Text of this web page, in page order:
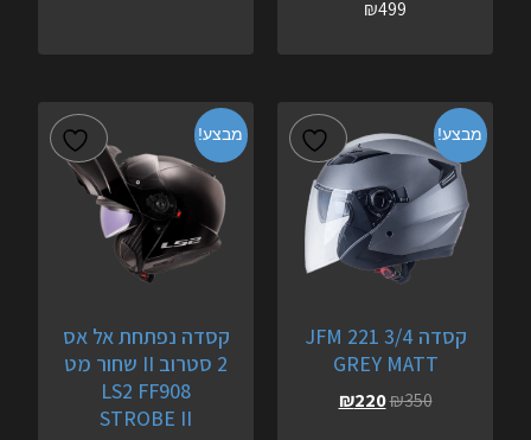
₪499
מבצע!
קסדה 3/4 JFM 221
GREY MATT
₪350
₪220
מבצע!
קסדה נפתחת אל אס
2 סטרוב II שחור מט
LS2 FF908
STROBE II